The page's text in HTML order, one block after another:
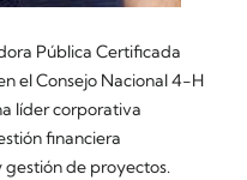
Pública Certificada
el Consejo Nacional 4-H
líder corporativa
financiera
gestión de proyectos.